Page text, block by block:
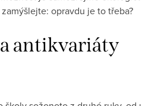
opravdu je to třeba?
antikvariáty